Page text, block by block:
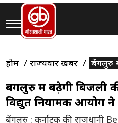
होम राज्यवार खबरें बेंगलुरु
बेंगलुरु में बढ़ेगी बिजली
विद्युत नियामक आयोग ने
बेंगलुरु : कर्नाटक की राजधानी